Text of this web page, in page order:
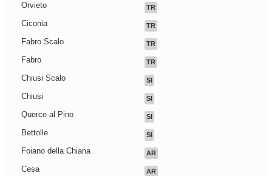
Orvieto TR
Ciconia TR
Fabro Scalo TR
Fabro TR
Chiusi Scalo SI
Chiusi SI
Querce al Pino SI
Bettolle SI
Foiano della Chiana AR
Cesa AR